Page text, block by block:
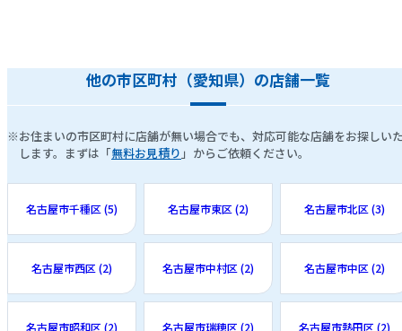
他の市区町村（愛知県）の店舗一覧
※お住まいの市区町村に店舗が無い場合でも、対応可能な店舗をお探しい
します。まずは「無料お見積り 」からご依頼ください。
名古屋市千種区 (5) 名古屋市東区 (2) 名古屋市北区 (3)
名古屋市西区 (2) 名古屋市中村区 (2) 名古屋市中区 (2)
名古屋市昭和区 (2) 名古屋市瑞穂区 (2) 名古屋市熱田区 (2)